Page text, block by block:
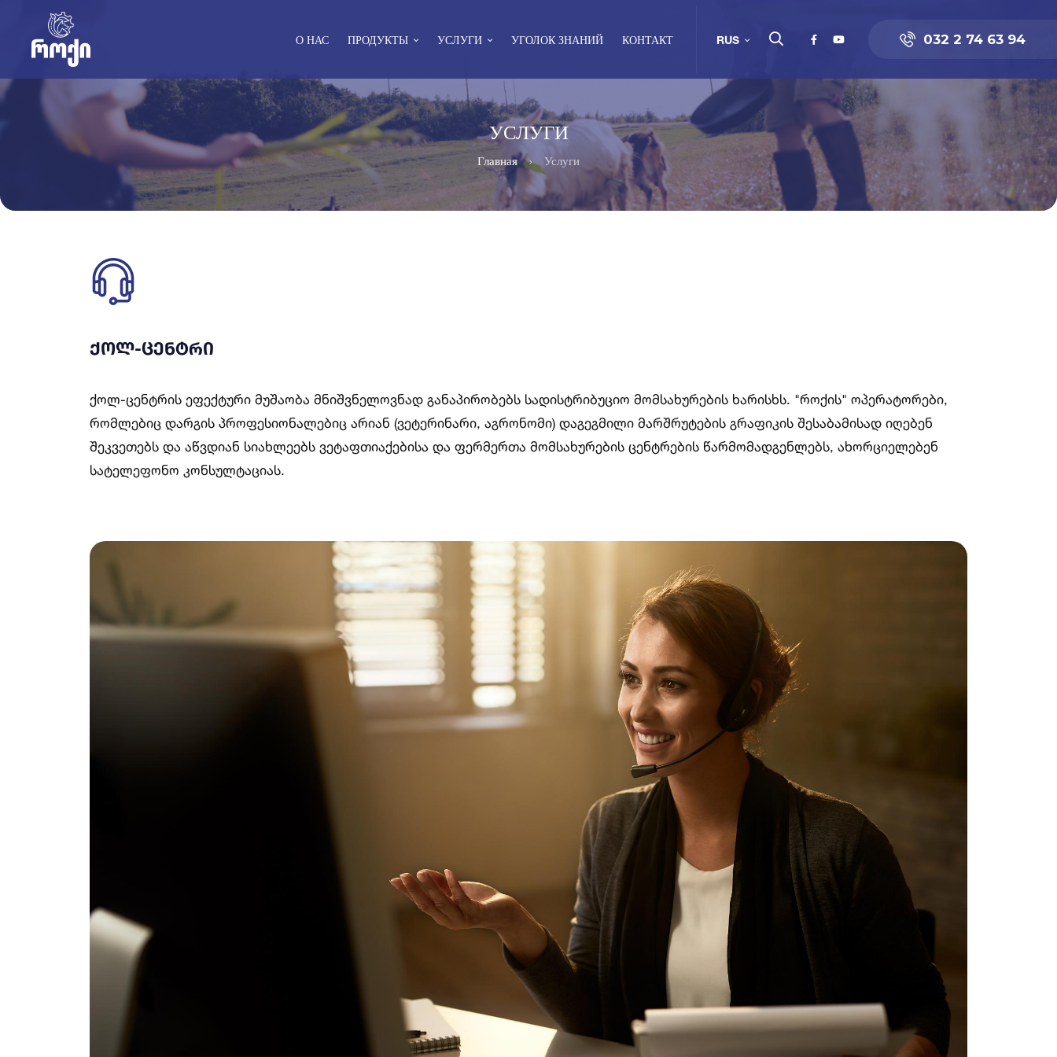
О НАС ПРОДУКТЫ УСЛУГИ УГОЛОК ЗНАНИЙ КОНТАКТ RUS 032 2 74 63 94
УСЛУГИ
Главная Услуги
ᲥᲝᲚ-ᲪᲔᲜᲢᲠᲘ
ქოლ-ცენტრის ეფექტური მუშაობა მნიშვნელოვნად განაპირობებს სადისტრიბუციო მომსახურების ხარისხს. "როქის" ოპერატორები,
რომლებიც დარგის პროფესიონალებიც არიან (ვეტერინარი, აგრონომი) დაგეგმილი მარშრუტების გრაფიკის შესაბამისად იღებენ
შეკვეთებს და აწვდიან სიახლეებს ვეტაფთიაქებისა და ფერმერთა მომსახურების ცენტრების წარმომადგენლებს, ახორციელებენ
სატელეფონო კონსულტაციას.